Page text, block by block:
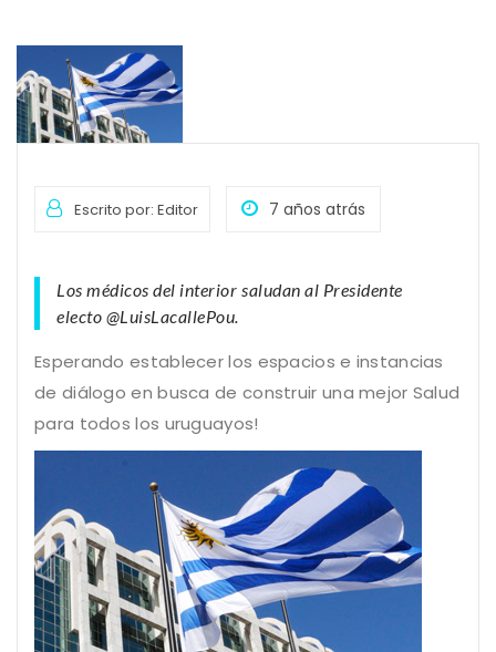
Escrito por: Editor 7 años atrás
Los médicos del interior saludan al Presidente
electo @LuisLacallePou.
Esperando establecer los espacios e instancias
de diálogo en busca de construir una mejor Salud
para todos los uruguayos!